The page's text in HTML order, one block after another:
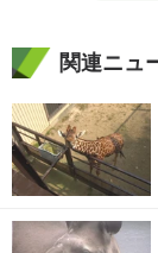
関連ニュ